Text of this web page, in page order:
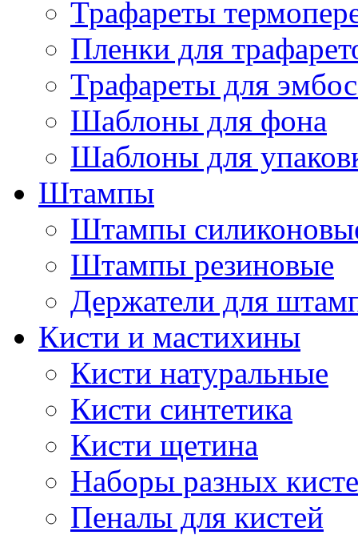
Трафареты
Пленки для
Трафареты для
Шаблоны для фона
Шаблоны для
Штампы
Штампы
Штампы резиновые
Держатели для
Кисти и мастихины
Кисти натуральные
Кисти синтетика
Кисти щетина
Наборы разных
Пеналы для кистей